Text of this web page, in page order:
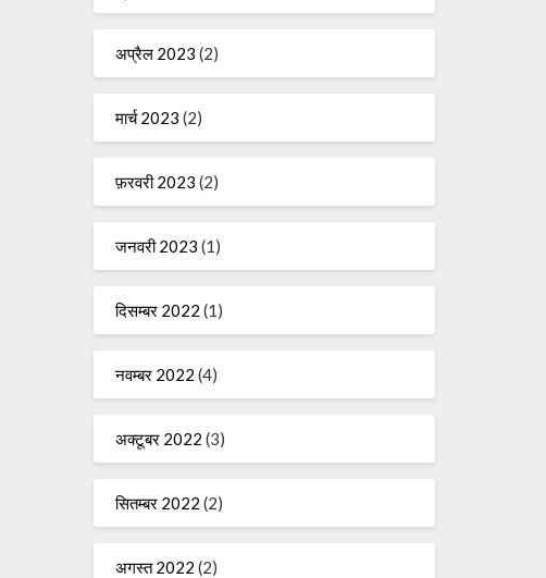
अप्रैल 2023 (2)
मार्च 2023 (2)
फ़रवरी 2023 (2)
जनवरी 2023 (1)
दिसम्बर 2022 (1)
नवम्बर 2022 (4)
अक्टूबर 2022 (3)
सितम्बर 2022 (2)
अगस्त 2022 (2)